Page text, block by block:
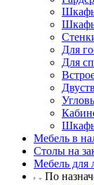
Для
Для
Мебель в
Столы на
Мебель для
По